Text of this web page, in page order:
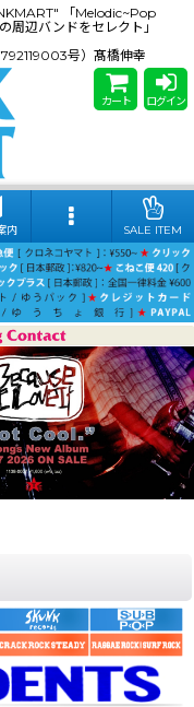
「Melodic~Pop
辺バンドをセレクト」
号）髙橋伸幸
カート ログイン
内 SALE ITEM